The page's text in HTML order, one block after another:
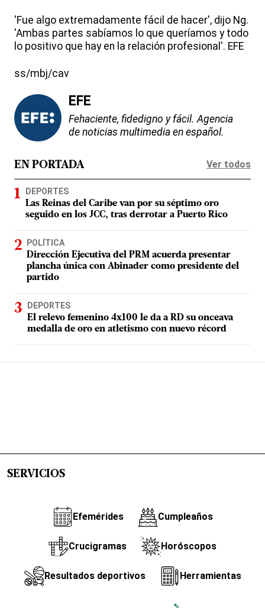
'Fue algo extremadamente fácil de hacer', dijo Ng.
'Ambas partes sabíamos lo que queríamos y todo
lo positivo que hay en la relación profesional'. EFE
ss/mbj/cav
EFE
Fehaciente, fidedigno y fácil. Agencia
de noticias multimedia en español.
EN PORTADA Ver todos
DEPORTES
Las Reinas del Caribe van por su séptimo oro
seguido en los JCC, tras derrotar a Puerto Rico
POLÍTICA
Dirección Ejecutiva del PRM acuerda presentar
plancha única con Abinader como presidente del
partido
DEPORTES
El relevo femenino 4x100 le da a RD su onceava
medalla de oro en atletismo con nuevo récord
SERVICIOS
Efemérides Cumpleaños
Crucigramas Horóscopos
Resultados deportivos Herramientas